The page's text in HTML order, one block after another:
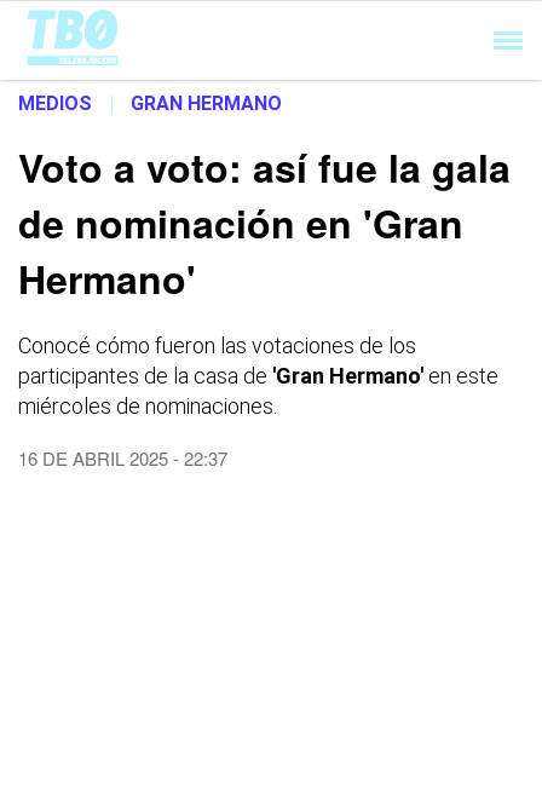
Cargando...
MEDIOS | GRAN HERMANO
Voto a voto: así fue la gala
de nominación en 'Gran
Hermano'
Conocé cómo fueron las votaciones de los
participantes de la casa de 'Gran Hermano' en este
miércoles de nominaciones.
16 DE ABRIL 2025 - 22:37